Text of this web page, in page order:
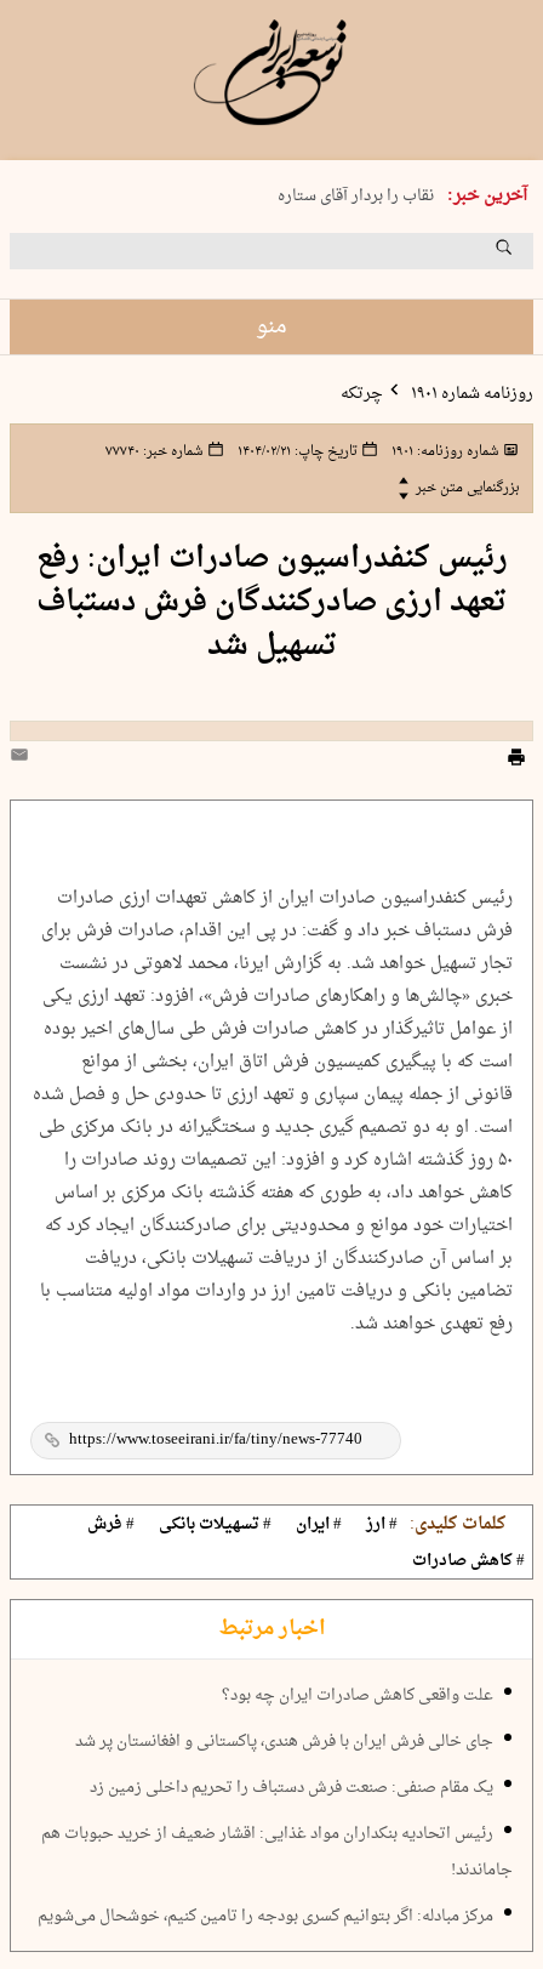
آخرین خبر:
پنجشنبه 15 مرداد 1405 شماره 2243
نقاب را بردار آقای ستاره
کدام فوتبال؟
منو
روزنامه شماره ۱۹۰۱ چرتکه
شماره روزنامه: ۱۹۰۱ تاریخ چاپ: ۱۴۰۴/۰۲/۲۱ شماره خبر: ۷۷۷۴۰
بزرگنمایی متن خبر
رئیس کنفدراسیون صادرات ایران: رفع
تعهد ارزی صادرکنندگان فرش دستباف
تسهیل شد
رئیس کنفدراسیون صادرات ایران از کاهش تعهدات ارزی صادرات
فرش دستباف خبر داد و گفت: در پی این اقدام، صادرات فرش برای
تجار تسهیل خواهد شد. به گزارش ایرنا، محمد لاهوتی در نشست
خبری «چالش‌ها و راهکارهای صادرات فرش»، افزود: تعهد ارزی یکی
از عوامل تاثیرگذار در کاهش صادرات فرش طی سال‌های اخیر بوده
است که با پیگیری کمیسیون فرش اتاق ایران، بخشی از موانع
قانونی از جمله پیمان سپاری و تعهد ارزی تا حدودی حل و فصل شده
است. او به دو تصمیم گیری جدید و سختگیرانه در بانک مرکزی طی
۵۰ روز گذشته اشاره کرد و افزود: این تصمیمات روند صادرات را
کاهش خواهد داد، به طوری که هفته گذشته بانک مرکزی بر اساس
اختیارات خود موانع و محدودیتی برای صادرکنندگان ایجاد کرد که
بر اساس آن صادرکنندگان از دریافت تسهیلات بانکی، دریافت
تضامین بانکی و دریافت تامین ارز در واردات مواد اولیه‌ متناسب با
رفع تعهدی خواهند شد.
کلمات کلیدی: # ارز # ایران # تسهیلات بانکی
# فرش
# کاهش صادرات
اخبار مرتبط
علت واقعی کاهش صادرات ایران چه بود؟
جای خالی فرش ایران با فرش هندی، پاکستانی و افغانستان پر شد
یک مقام صنفی: صنعت فرش دستباف را تحریم داخلی زمین زد
رئیس اتحادیه بنکداران مواد غذایی: اقشار ضعیف از خرید حبوبات هم
جاماندند!
مرکز مبادله: اگر بتوانیم کسری بودجه را تامین کنیم، خوشحال می‌شویم